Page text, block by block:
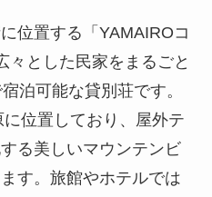
位置する「YAMAIROコ
々とした民家をまるごと
泊可能な貸別荘です。
位置しており、屋外テ
る美しいマウンテンビ
す。旅館やホテルでは